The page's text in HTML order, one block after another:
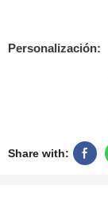
Personalización:
Share with: